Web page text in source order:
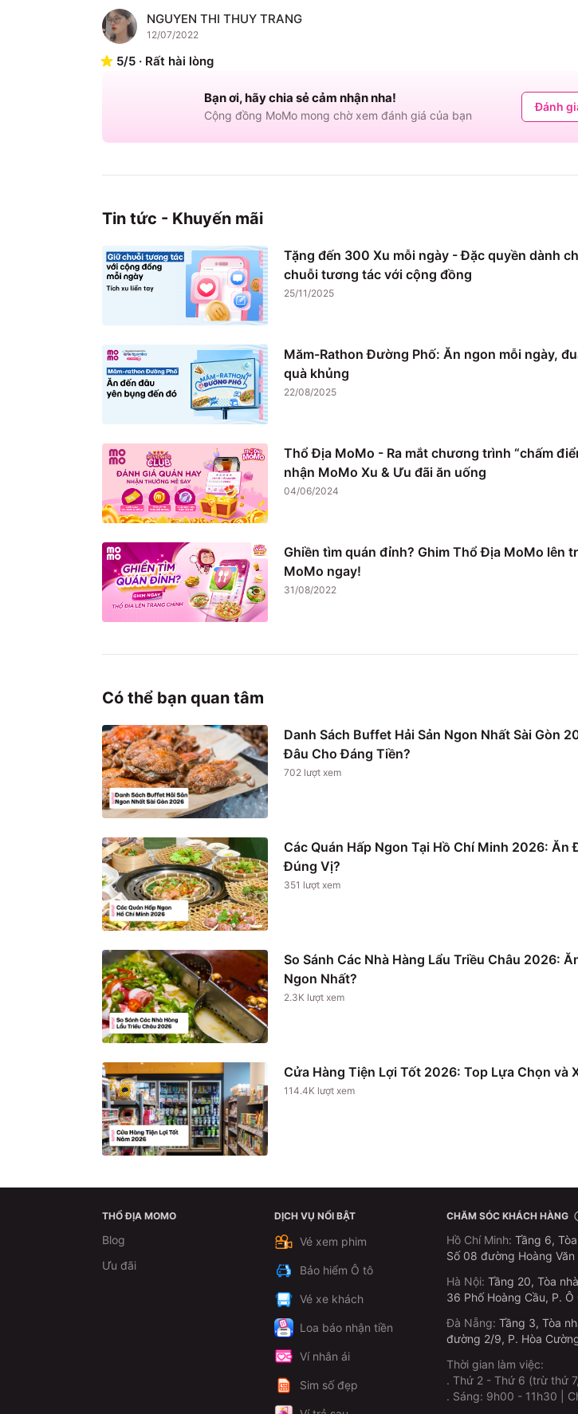
N NGUYEN THI THUY TRANG
12/07/2022
5/5 · Rất hài lòng
Bạn ơi, hãy chia sẻ cảm nhận nha!
Cộng đồng MoMo mong chờ xem đánh giá của bạn
Đánh
Tin tức - Khuyến mãi
Tặng đến 300 Xu mỗi ngày - Đặc quyền dành
chuỗi tương tác với cộng đồng
25/11/2025
Măm-Rathon Đường Phố: Ăn ngon mỗi ngày,
quà khủng
22/08/2025
Thổ Địa MoMo - Ra mắt chương trình “chấm
nhận MoMo Xu & Ưu đãi ăn uống
04/06/2024
Ghiền tìm quán đỉnh? Ghim Thổ Địa MoMo lên
MoMo ngay!
31/08/2022
Có thể bạn quan tâm
Danh Sách Buffet Hải Sản Ngon Nhất Sài Gòn
Đâu Cho Đáng Tiền?
702 lượt xem
Các Quán Hấp Ngon Tại Hồ Chí Minh 2026: Ăn
Đúng Vị?
351 lượt xem
So Sánh Các Nhà Hàng Lẩu Triều Châu 2026:
Ngon Nhất?
2.3K lượt xem
Cửa Hàng Tiện Lợi Tốt 2026: Top Lựa Chọn và
114.4K lượt xem
THỔ ĐỊA MOMO
Blog
Ưu đãi
DỊCH VỤ NỔI BẬT
Vé xem phim
Bảo hiểm Ô tô
Vé xe khách
Loa báo nhận tiền
Ví nhân ái
Sim số đẹp
CHĂM SÓC KHÁCH HÀNG
Hồ Chí Minh: Tầng 6,
Số 08 đường Hoàng Văn
Hà Nội: Tầng 20, Tòa
36 Phố Hoàng Cầu, P. Ô
Đà Nẵng: Tầng 3, Tòa
đường 2/9, P. Hòa
Thời gian làm việc:
. Thứ 2 - Thứ 6 (trừ thứ
. Sáng: 9h00 - 11h30 |